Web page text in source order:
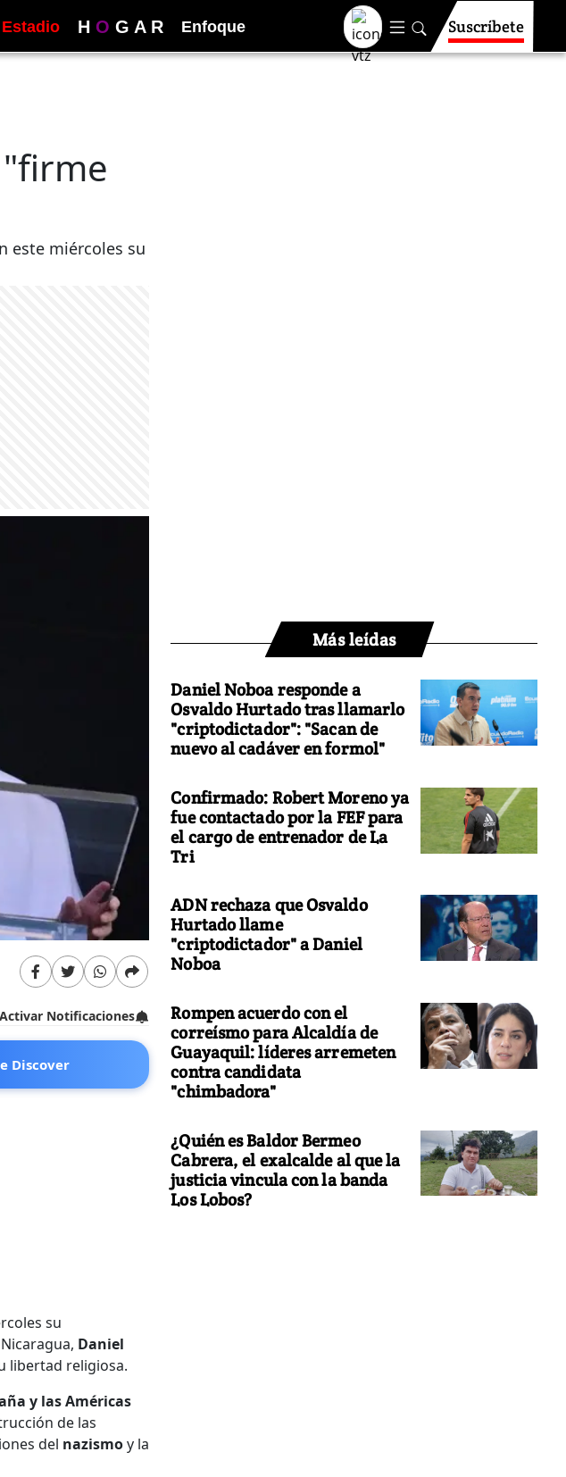
Estadio H O G A R Enfoque Suscríbete
este miércoles su
Activar Notificaciones
Discover
su
Daniel
libertad religiosa.
y las Américas
de las
del nazismoy la
Más leídas
Daniel Noboa responde a
Osvaldo Hurtado tras llamarlo
"criptodictador": "Sacan de
nuevo al cadáver en formol"
Confirmado: Robert Moreno ya
fue contactado por la FEF para
el cargo de entrenador de La
Tri
ADN rechaza que Osvaldo
Hurtado llame
"criptodictador" a Daniel
Noboa
Rompen acuerdo con el
correísmo para Alcaldía de
Guayaquil: líderes arremeten
contra candidata
"chimbadora"
¿Quién es Baldor Bermeo
Cabrera, el exalcalde al que la
justicia vincula con la banda
Los Lobos?